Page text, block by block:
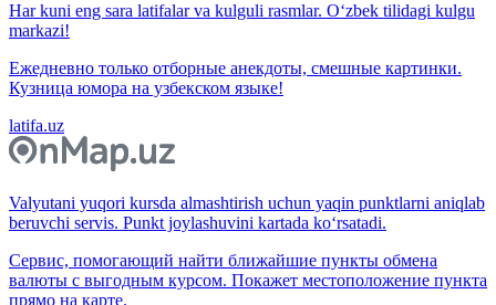
Har kuni eng sara latifalar va kulguli rasmlar. O‘zbek tilidagi kulgu
markazi!
Ежедневно только отборные анекдоты, смешные картинки.
Кузница юмора на узбекском языке!
latifa.uz
Valyutani yuqori kursda almashtirish uchun yaqin punktlarni aniqlab
beruvchi servis. Punkt joylashuvini kartada ko‘rsatadi.
Сервис, помогающий найти ближайшие пункты обмена
валюты с выгодным курсом. Покажет местоположение пункта
прямо на карте.